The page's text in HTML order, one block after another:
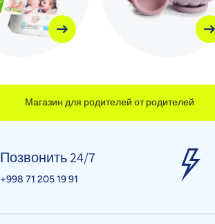
Магазин для родителей от родителей
Позвонить 24/7
+998 71 205 19 91